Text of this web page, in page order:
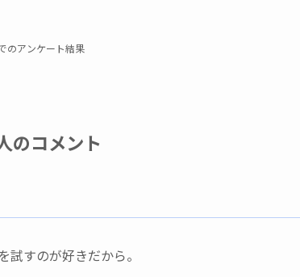
のアンケート結果
のコメント
すのが好きだから。